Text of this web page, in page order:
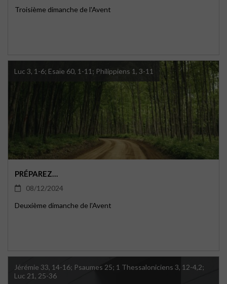
Troisième dimanche de l'Avent
Luc 3, 1-6; Esaïe 60, 1-11; Philippiens 1, 3-11
PRÉPAREZ…
08/12/2024
Deuxième dimanche de l'Avent
Jérémie 33, 14-16; Psaumes 25; 1 Thessaloniciens 3, 12-4,2;
Luc 21, 25-36